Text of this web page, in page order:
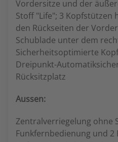
Vordersitze und der
Stoff "Life"; 3 Kopfstützen
den Rückseiten der
Schublade unter dem
Sicherheitsoptimierte
Dreipunkt-
Rücksitzplatz
Aussen:
Zentralverriegelung ohne
Funkfernbedienung und 2